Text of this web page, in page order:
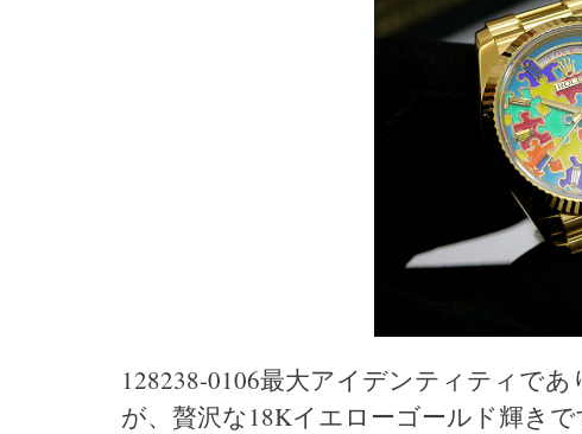
128238-0106最大アイデンティティで
が、贅沢な18Kイエローゴールド輝き